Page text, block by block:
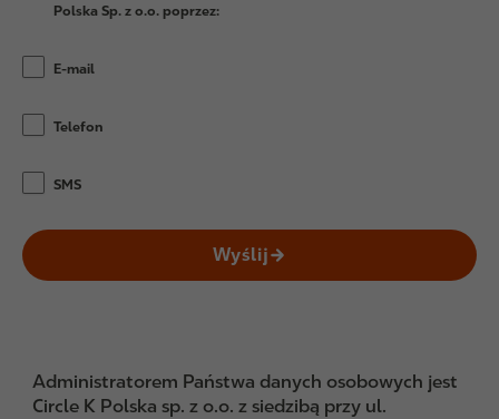
Polska Sp. z o.o. poprzez:
E-mail
Telefon
SMS
Wyślij
Administratorem Państwa danych osobowych jest
Circle K Polska sp. z o.o. z siedzibą przy ul.